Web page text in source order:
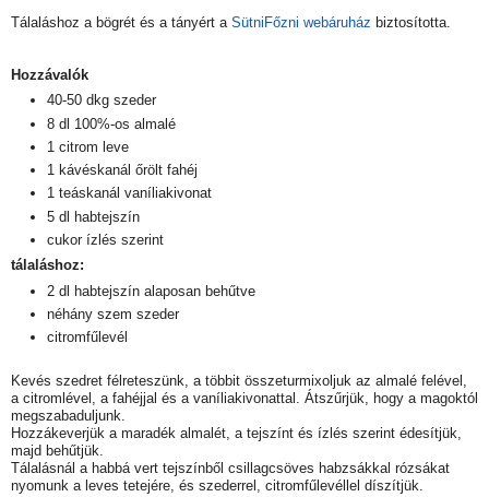
Tálaláshoz a bögrét és a tányért a SütniFőzni webáruház biztosította.
Hozzávalók
40-50 dkg szeder
8 dl 100%-os almalé
1 citrom leve
1 kávéskanál őrölt fahéj
1 teáskanál vaníliakivonat
5 dl habtejszín
cukor ízlés szerint
tálaláshoz:
2 dl habtejszín alaposan behűtve
néhány szem szeder
citromfűlevél
Kevés szedret félreteszünk, a többit összeturmixoljuk az almalé felével,
a citromlével, a fahéjjal és a vaníliakivonattal. Átszűrjük, hogy a magoktól
megszabaduljunk.
Hozzákeverjük a maradék almalét, a tejszínt és ízlés szerint édesítjük,
majd behűtjük.
Tálalásnál a habbá vert tejszínből csillagcsöves habzsákkal rózsákat
nyomunk a leves tetejére, és szederrel, citromfűlevéllel díszítjük.